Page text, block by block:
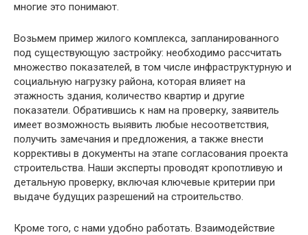
многие это понимают.
Возьмем пример жилого комплекса, запланированного
под существующую застройку: необходимо рассчитать
множество показателей, в том числе инфраструктурную и
социальную нагрузку района, которая влияет на
этажность здания, количество квартир и другие
показатели. Обратившись к нам на проверку, заявитель
имеет возможность выявить любые несоответствия,
получить замечания и предложения, а также внести
коррективы в документы на этапе согласования проекта
строительства. Наши эксперты проводят кропотливую и
детальную проверку, включая ключевые критерии при
выдаче будущих разрешений на строительство.
Кроме того, с нами удобно работать. Взаимодействие